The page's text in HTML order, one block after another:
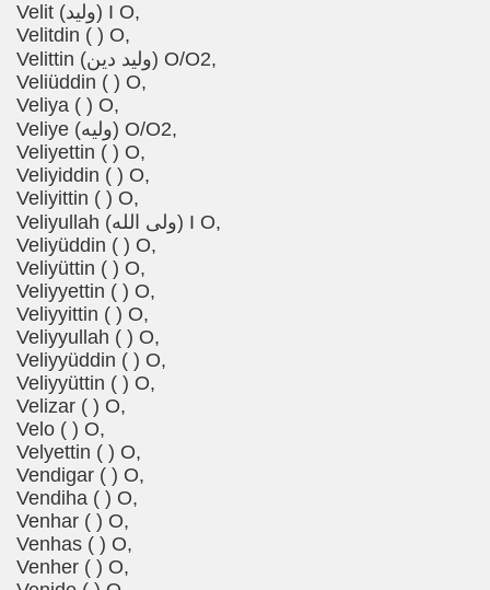
Velit (ولید) I O,
Velitdin ( ) O,
Velittin (ولید دین) O/O2,
Veliüddin ( ) O,
Veliya ( ) O,
Veliye (ولیه) O/O2,
Veliyettin ( ) O,
Veliyiddin ( ) O,
Veliyittin ( ) O,
Veliyullah (ولی الله) I O,
Veliyüddin ( ) O,
Veliyüttin ( ) O,
Veliyyettin ( ) O,
Veliyyittin ( ) O,
Veliyyullah ( ) O,
Veliyyüddin ( ) O,
Veliyyüttin ( ) O,
Velizar ( ) O,
Velo ( ) O,
Velyettin ( ) O,
Vendigar ( ) O,
Vendiha ( ) O,
Venhar ( ) O,
Venhas ( ) O,
Venher ( ) O,